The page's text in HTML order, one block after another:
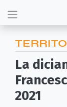
La
2021